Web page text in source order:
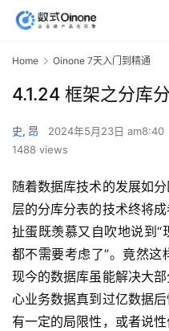
Home Oinone 7天入门到精通
4.1.24 框架之分库
史, 昂 2024年5月23日 am8:40
1488 views
随着数据库技术的发展如
层的分库分表的技术终将
扯蛋既羡慕又自吹地说到
都不需要考虑了”。竟然
现今的数据库虽能解决大
心业务数据真到过亿数据
有一定的局限性，或者说